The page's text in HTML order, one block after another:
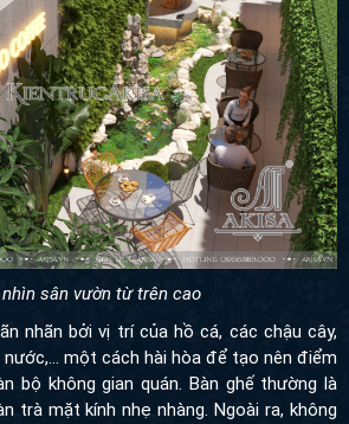
nhìn sân vườn từ trên cao
nhãn bởi vị trí của hồ cá, các chậu cây,
một cách hài hòa để tạo nên điểm
bộ không gian quán. Bàn ghế thường là
trà mặt kính nhẹ nhàng. Ngoài ra, không